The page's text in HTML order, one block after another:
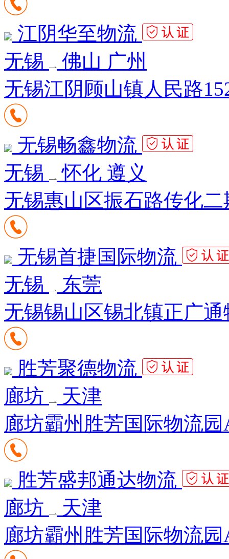
江阴华至物流
无锡
佛山 广州
无锡江阴顾山镇人民路
无锡畅鑫物流
无锡
怀化 遵义
无锡惠山区振石路传化二
无锡首捷国际物流
无锡
东莞
无锡锡山区锡北镇正广
胜芳聚德物流
廊坊
天津
廊坊霸州胜芳国际物流
胜芳盛邦通达物流
廊坊
天津
廊坊霸州胜芳国际物流园